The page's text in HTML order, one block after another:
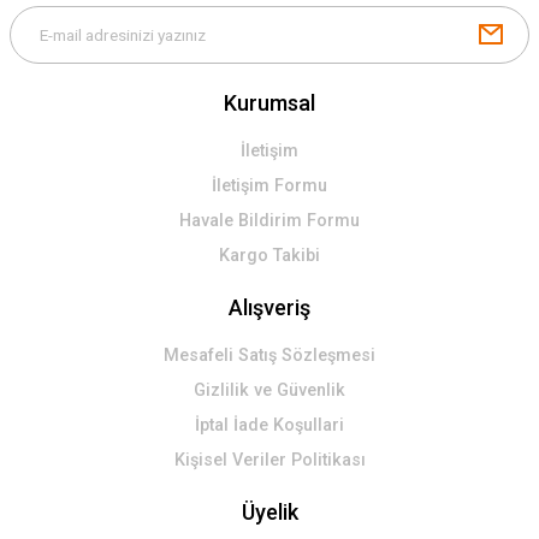
Kurumsal
İletişim
İletişim Formu
Havale Bildirim Formu
Kargo Takibi
Alışveriş
Mesafeli Satış Sözleşmesi
Gizlilik ve Güvenlik
İptal İade Koşullari
Kişisel Veriler Politikası
Üyelik